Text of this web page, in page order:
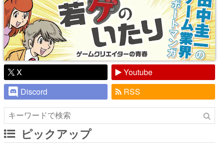
X
Youtube
Discord
RSS
ピックアップ